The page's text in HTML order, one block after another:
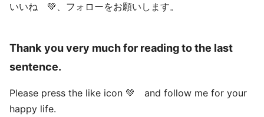
いいね 💚、フォローをお願いします。
Thank you very much for reading to the last
sentence.
Please press the like icon 💚 and follow me for your
happy life.